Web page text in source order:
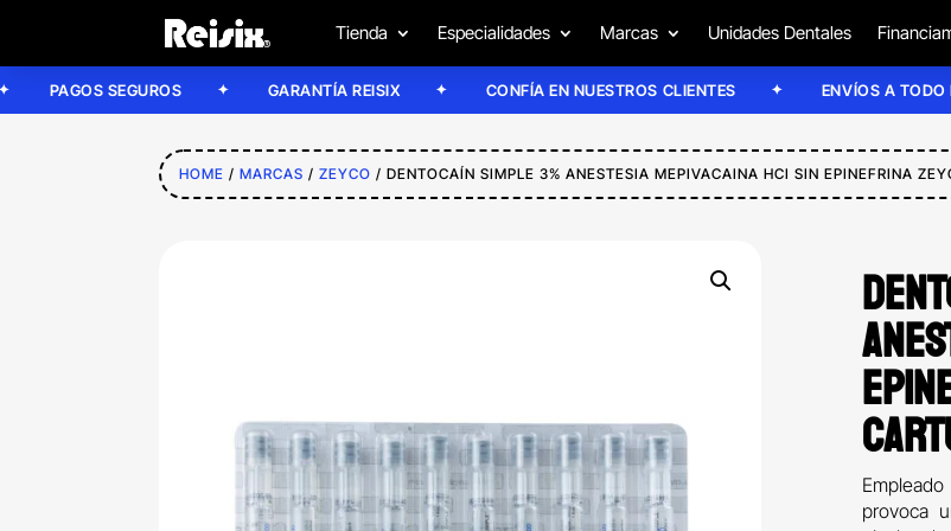
Tienda Especialidades Marcas Unidades Dentales
PAGOS SEGUROS GARANTÍA REISIX CONFÍA EN NUESTROS CLIENTES ENVÍOS A TODO
HOME /MARCAS /ZEYCO / DENTOCAÍN SIMPLE 3% ANESTESIA MEPIVACAINA HCI SIN EPINEFRINA
provoca